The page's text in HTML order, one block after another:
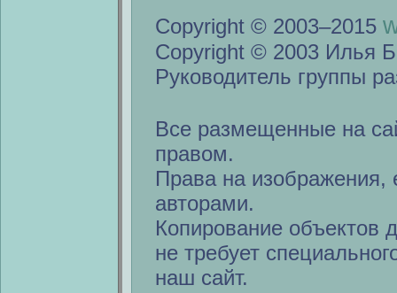
Copyright © 2003–2015
Copyright © 2003 Илья
Руководитель группы
Все размещенные на
правом.
Права на изображения,
авторами.
Копирование объектов
не требует
наш сайт.